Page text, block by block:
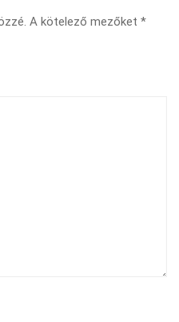
A kötelező mezőket *